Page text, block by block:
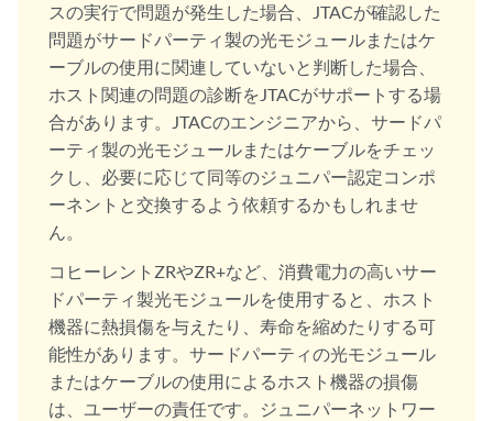
スの実行で問題が発生した場合、JTACが確認した
問題がサードパーティ製の光モジュールまたはケ
ーブルの使用に関連していないと判断した場合、
ホスト関連の問題の診断をJTACがサポートする場
合があります。JTACのエンジニアから、サードパ
ーティ製の光モジュールまたはケーブルをチェッ
クし、必要に応じて同等のジュニパー認定コンポ
ーネントと交換するよう依頼するかもしれませ
ん。
コヒーレントZRやZR+など、消費電力の高いサー
ドパーティ製光モジュールを使用すると、ホスト
機器に熱損傷を与えたり、寿命を縮めたりする可
能性があります。サードパーティの光モジュール
またはケーブルの使用によるホスト機器の損傷
は、ユーザーの責任です。ジュニパーネットワー